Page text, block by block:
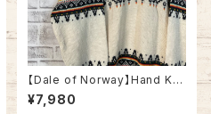
【Dale of Norway】Hand Kni
t L相当 Made in NORWAY “E
URO LINE” デザインニット 総
¥7,980